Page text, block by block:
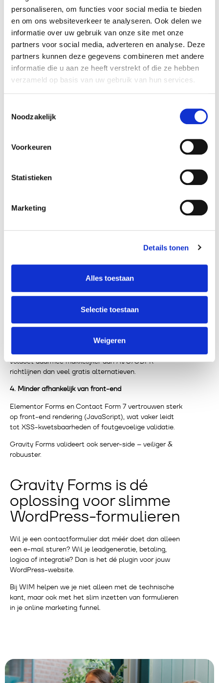
personaliseren, om functies voor social media te bieden
en om ons websiteverkeer te analyseren. Ook delen we
informatie over uw gebruik van onze site met onze
partners voor social media, adverteren en analyse. Deze
partners kunnen deze gegevens combineren met andere
informatie die u aan ze heeft verstrekt of die ze hebben
verzameld op basis van uw gebruik van hun services.
Noodzakelijk
Voorkeuren
Statistieken
Marketing
Details tonen
Alles toestaan
Selectie toestaan
Weigeren
Gewoon support van een Nederlands team
Slechts €7,50 per maand – uniek in Nederland!
Bijzonder: nergens anders kun je de licentie per maand
afnemen. Zo kun je het eerst uitproberen zonder direct
een jaar vast te zitten.
Hoe veilig is Gravity Forms?
stabiliteit en updates. Omdat het veel gebruikt wordt
Waar gratis plugins soms traag reageren op
Hierdoor ben je beter beschermd tegen lekken of
Akismet integratie
kwetsbaar voor spam en brute force attacks dan
3. Veilige dataopslag
Formuliervelden kun je anonimiseren, uitsluiten van
opslag of koppelen aan beveiligde systemen. Het
voldoet daarmee makkelijker aan AVG/GDPR-
richtlijnen dan veel gratis alternatieven.
4. Minder afhankelijk van front-end
Elementor Forms en Contact Form 7 vertrouwen sterk
op front-end rendering (JavaScript), wat vaker leidt
tot XSS-kwetsbaarheden of foutgevoelige validatie.
Gravity Forms valideert ook server-side – veiliger &
robuuster.
Gravity Forms is dé
oplossing voor slimme
WordPress-formulieren
Wil je een contactformulier dat méér doet dan alleen
een e-mail sturen? Wil je leadgeneratie, betaling,
logica of integratie? Dan is het dé plugin voor jouw
WordPress-website.
Bij WIM helpen we je niet alleen met de technische
kant, maar ook met het slim inzetten van formulieren
in je online marketing funnel.